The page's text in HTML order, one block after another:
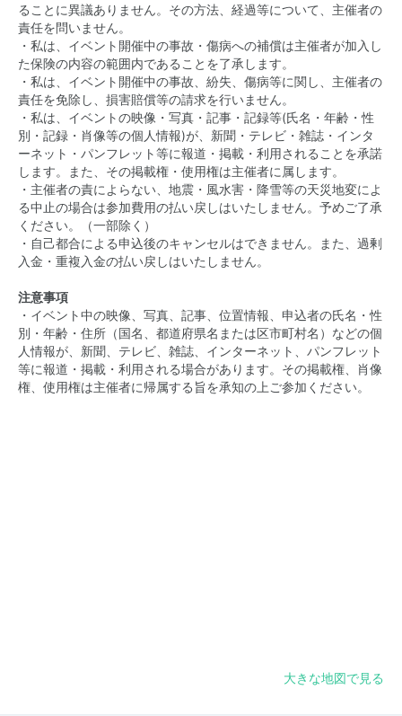
ることに異議ありません。その方法、経過等について、主催者の
責任を問いません。
・私は、イベント開催中の事故・傷病への補償は主催者が加入し
た保険の内容の範囲内であることを了承します。
・私は、イベント開催中の事故、紛失、傷病等に関し、主催者の
責任を免除し、損害賠償等の請求を行いません。
・私は、イベントの映像・写真・記事・記録等(氏名・年齢・性
別・記録・肖像等の個人情報)が、新聞・テレビ・雑誌・インタ
ーネット・パンフレット等に報道・掲載・利用されることを承諾
します。また、その掲載権・使用権は主催者に属します。
・主催者の責によらない、地震・風水害・降雪等の天災地変によ
る中止の場合は参加費用の払い戻しはいたしません。予めご了承
ください。（一部除く）
・自己都合による申込後のキャンセルはできません。また、過剰
入金・重複入金の払い戻しはいたしません。
注意事項
・イベント中の映像、写真、記事、位置情報、申込者の氏名・性
別・年齢・住所（国名、都道府県名または区市町村名）などの個
人情報が、新聞、テレビ、雑誌、インターネット、パンフレット
等に報道・掲載・利用される場合があります。その掲載権、肖像
権、使用権は主催者に帰属する旨を承知の上ご参加ください。
大きな地図で見る